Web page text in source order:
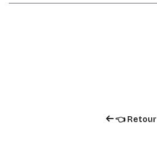
👈 Retour